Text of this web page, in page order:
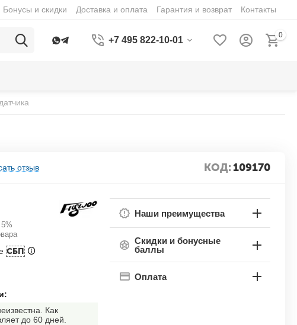
Бонусы и скидки Доставка и оплата Гарантия и возврат Контакты
+7 495 822-10-01 0
отзыв КОД:109170
СБП
Как
до 60 дней.
Наши преимущества
Скидки и бонусные
баллы
Оплата